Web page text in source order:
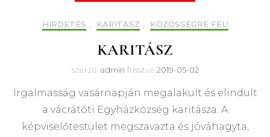
HIRDETÉS , KARITÁSZ , KÖZÖSSÉGRE FEL!
KARITÁSZ
szerző: admin frissítve 2019-05-02
Irgalmasság vasárnapján megalakult és elindult
a vácrátóti Egyházközség karitásza. A
képviselőtestület megszavazta és jóváhagyta,